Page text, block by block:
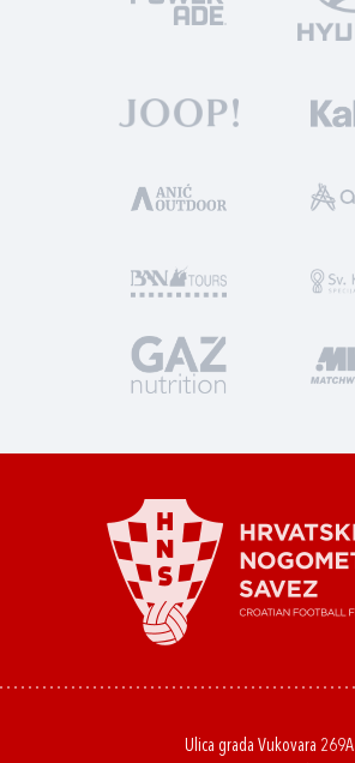
Ulica grada Vukovara 269A